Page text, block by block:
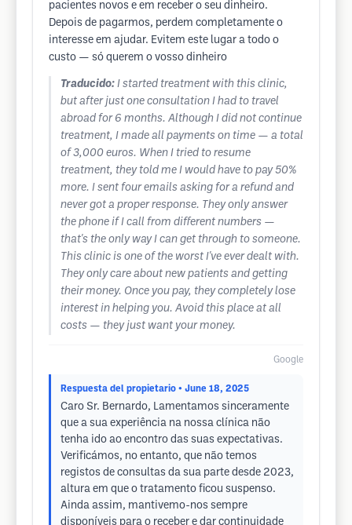
pacientes novos e em receber o seu dinheiro.
Depois de pagarmos, perdem completamente o
interesse em ajudar. Evitem este lugar a todo o
custo — só querem o vosso dinheiro
Traducido: I started treatment with this clinic,
but after just one consultation I had to travel
abroad for 6 months. Although I did not continue
treatment, I made all payments on time — a total
of 3,000 euros. When I tried to resume
treatment, they told me I would have to pay 50%
more. I sent four emails asking for a refund and
never got a proper response. They only answer
the phone if I call from different numbers —
that's the only way I can get through to someone.
This clinic is one of the worst I've ever dealt with.
They only care about new patients and getting
their money. Once you pay, they completely lose
interest in helping you. Avoid this place at all
costs — they just want your money.
Google
Respuesta del propietario • June 18, 2025
Caro Sr. Bernardo, Lamentamos sinceramente
que a sua experiência na nossa clínica não
tenha ido ao encontro das suas expectativas.
Verificámos, no entanto, que não temos
registos de consultas da sua parte desde 2023,
altura em que o tratamento ficou suspenso.
Ainda assim, mantivemo-nos sempre
disponíveis para o receber e dar continuidade